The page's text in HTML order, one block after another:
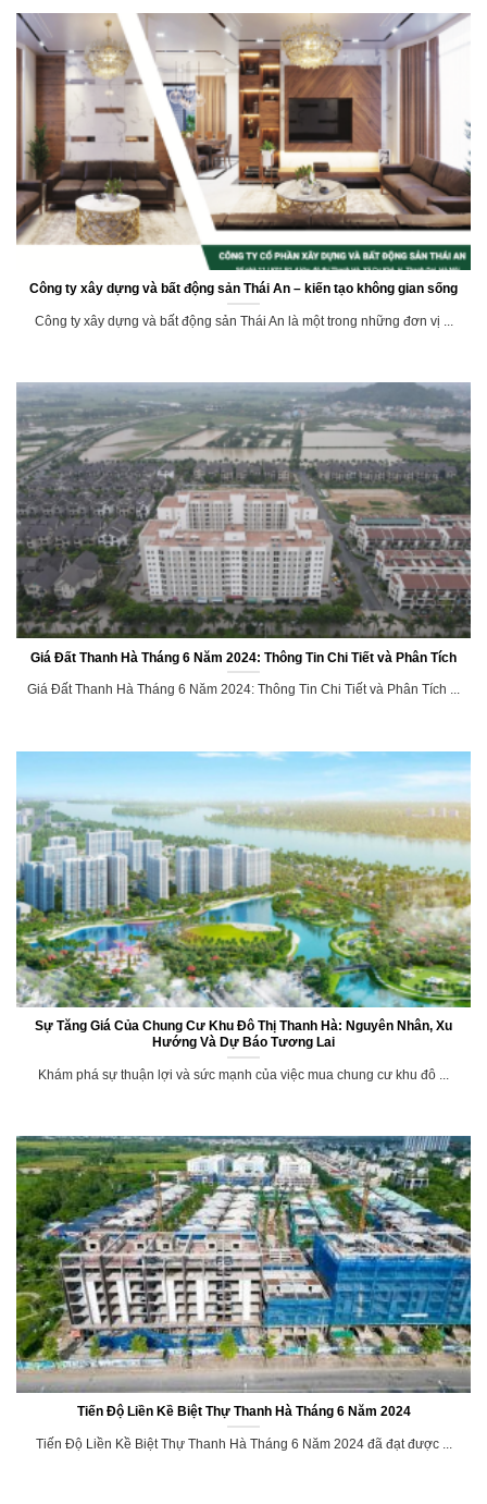
Công ty xây dựng và bất động sản Thái An – kiến tạo không gian sống
Công ty xây dựng và bất động sản Thái An là một trong những đơn vị ...
Giá Đất Thanh Hà Tháng 6 Năm 2024: Thông Tin Chi Tiết và Phân Tích
Giá Đất Thanh Hà Tháng 6 Năm 2024: Thông Tin Chi Tiết và Phân Tích ...
Sự Tăng Giá Của Chung Cư Khu Đô Thị Thanh Hà: Nguyên Nhân, Xu
Hướng Và Dự Báo Tương Lai
Khám phá sự thuận lợi và sức mạnh của việc mua chung cư khu đô ...
Tiến Độ Liền Kề Biệt Thự Thanh Hà Tháng 6 Năm 2024
Tiến Độ Liền Kề Biệt Thự Thanh Hà Tháng 6 Năm 2024 đã đạt được ...